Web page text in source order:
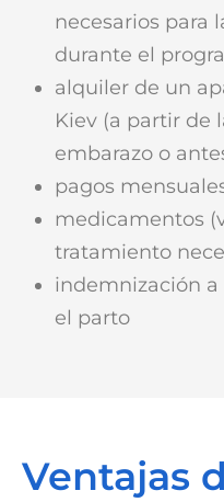
necesarios para
durante el
alquiler de un
Kiev (a partir de
embarazo o
pagos
medicamentos
tratamiento
indemnización
el parto
Ventajas